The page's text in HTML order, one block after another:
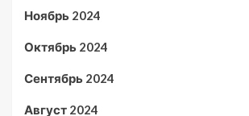
Ноябрь 2024
Октябрь 2024
Сентябрь 2024
Август 2024